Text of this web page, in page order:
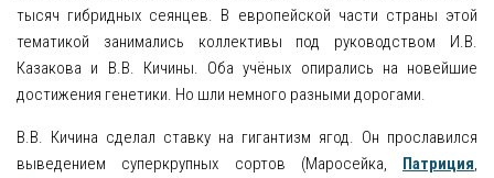
тысяч гибридных сеянцев. В европейской части страны этой
тематикой занимались коллективы под руководством И.В.
Казакова и В.В. Кичины. Оба учёных опирались на новейшие
достижения генетики. Но шли немного разными дорогами.
В.В. Кичина сделал ставку на гигантизм ягод. Он прославился
выведением суперкрупных сортов (Маросейка, Патриция,